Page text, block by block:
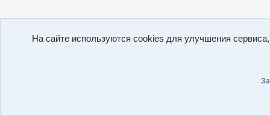
На сайте используются cookies для улучшения